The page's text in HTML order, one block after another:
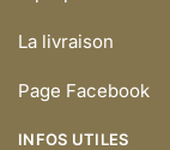
La livraison
Page Facebook
INFOS UTILES